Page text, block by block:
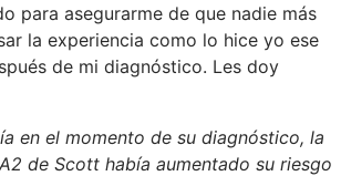
para asegurarme de que nadie más
la experiencia como lo hice yo ese
de mi diagnóstico. Les doy
en el momento de su diagnóstico, la
de Scott había aumentado su riesgo